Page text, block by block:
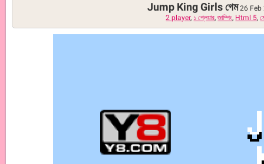
Jump King Girls গেম 26 Feb
2 player, ১ প্লেয়ার,জাম্পিং, Html 5,